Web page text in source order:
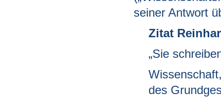
seiner Antwort
Zitat
„Sie
des